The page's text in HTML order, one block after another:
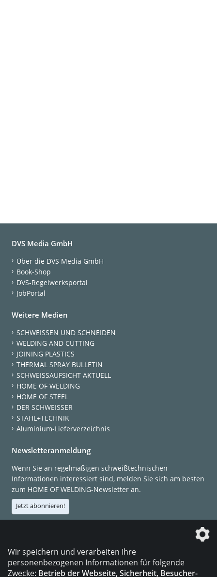
DVS Media GmbH
Über die DVS Media GmbH
Book-Shop
DVS-Regelwerksportal
JobPortal
Weitere Medien
SCHWEISSEN UND SCHNEIDEN
WELDING AND CUTTING
JOINING PLASTICS
THERMAL SPRAY BULLETIN
SCHWEISSAUFSICHT AKTUELL
HOME OF WELDING
HOME OF STEEL
DER SCHWEISSER
STAHL+TECHNIK
Aluminium-Lieferverzeichnis
Newsletteranmeldung
Wenn Sie an regelmäßigen schweißtechnischen
Informationen interessiert sind, melden Sie sich am besten
zum HOME OF WELDING-Newsletter an.
Jetzt abonnieren!
Die DVS Media GmbH ist ein Unternehmen der
Wir speichern und verarbeiten Ihre
personenbezogenen Informationen für folgende
Zwecke: Betrieb der Webseite, Sicherheit, Besucher-